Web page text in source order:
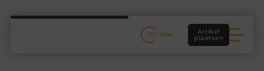
Artikel
plaatsen